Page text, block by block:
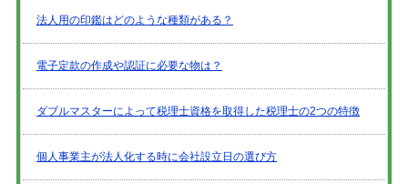
法人用の印鑑はどのような種類がある？
電子定款の作成や認証に必要な物は？
ダブルマスターによって税理士資格を取得した税理士の2つの特徴
個人事業主が法人化する時に会社設立日の選び方